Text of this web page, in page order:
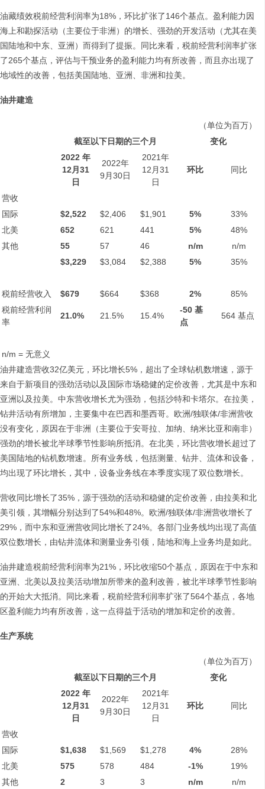
油藏绩效税前经营利润率为18%，环比扩张了146个基点。盈利能力因
海上和勘探活动（主要位于非洲）的增长、强劲的开发活动（尤其在美
国陆地和中东、亚洲）而得到了提振。同比来看，税前经营利润率扩张
了265个基点，评估与干预业务的盈利能力均有所改善，而且亦出现了
地域性的改善，包括美国陆地、亚洲、非洲和拉美。
油井建造
（单位为百万）
截至以下日期的三个月
变化
2022 年
12月 31
日
2022年
9月30日
2021年
12月31
日
环比 同比
营收
国际
$2,522 $2,406 $1,901 5%
33%
北美
652 621 441 5%
48%
其他
55 57 46 n/m
n/m
$3,229
$3,084 $2,388 5% 35%
税前经营收入 $679 $664 $368 2%
85%
税前经营利润
率
21.0% 21.5% 15.4%
-50 基
点
564 基点
n/m = 无意义
油井建造营收32亿美元，环比增长5%，超出了全球钻机数增速，源于
来自于新项目的强劲活动以及国际市场稳健的定价改善，尤其是中东和
亚洲以及拉美。中东营收增长尤为强劲，包括沙特和卡塔尔。在拉美，
钻井活动有所增加，主要集中在巴西和墨西哥。欧洲/独联体/非洲营收
没有变化，原因在于非洲（主要位于安哥拉、加纳、纳米比亚和南非）
强劲的增长被北半球季节性影响所抵消。在北美，环比营收增长超过了
美国陆地的钻机数增速。所有业务线，包括测量、钻井、流体和设备，
均出现了环比增长，其中，设备业务线在本季度实现了双位数增长。
营收同比增长了35%，源于强劲的活动和稳健的定价改善，由拉美和北
美引领，其增幅分别达到了54%和48%。欧洲/独联体/非洲营收增长了
29%，而中东和亚洲营收同比增长了24%。各部门业务线均出现了高值
双位数增长，由钻井流体和测量业务引领，陆地和海上业务均是如此。
油井建造税前经营利润率为21%，环比收缩50个基点，原因在于中东和
亚洲、北美以及拉美活动增加所带来的盈利改善，被北半球季节性影响
的开始大大抵消。同比来看，税前经营利润率扩张了564个基点，各地
区盈利能力均有所改善，这一点得益于活动的增加和定价的改善。
生产系统
（单位为百万）
截至以下日期的三个月
变化
2022 年
12月 31
日
2022年
9月30日
2021年
12月31
日
环比 同比
营收
国际
$1,638 $1,569 $1,278 4%
28%
北美
575 578 484 -1%
19%
其他
2 3 3 n/m
n/m